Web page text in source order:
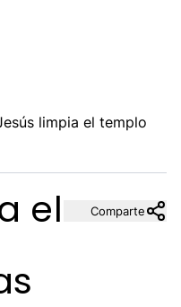
limpia el templo
el Comparte